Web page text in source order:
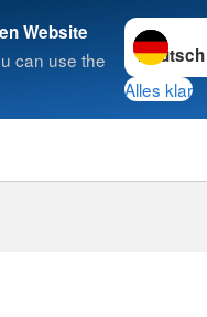
Website
can use the
Sprache
Alles klar
Suche